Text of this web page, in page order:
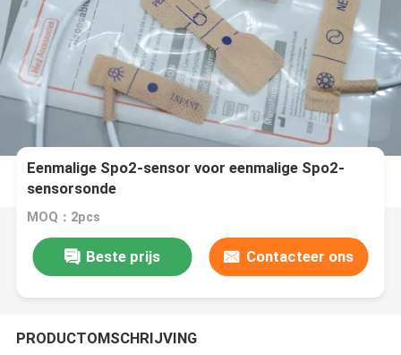
Eenmalige Spo2-sensor voor eenmalige Spo2-
sensorsonde
MOQ：2pcs
Beste prijs Contacteer ons
PRODUCTOMSCHRIJVING